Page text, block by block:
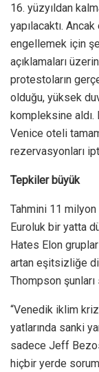
16. yüzyıldan
yapılacaktı.
engellemek için
açıklamaları
protestoların
olduğu, yüksek
kompleksine aldı.
Venice oteli
rezervasyonları
Tepkiler büyük
Tahmini 11
Euroluk bir yatta
Hates Elon
artan eşitsizliğe
Thompson
“Venedik iklim
yatlarında sanki
sadece Jeff
hiçbir yerde